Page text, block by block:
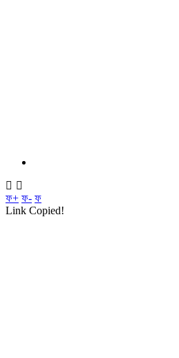
ফ+ ফ- ফ
Link Copied!